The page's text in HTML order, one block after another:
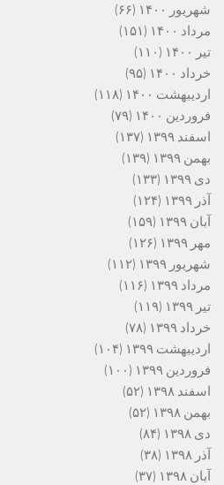
شهریور ۱۴۰۰
(۶۶)
مرداد ۱۴۰۰
(۱۵۱)
تیر ۱۴۰۰
(۱۱۰)
خرداد ۱۴۰۰
(۹۵)
اردیبهشت ۱۴۰۰
(۱۱۸)
فروردین ۱۴۰۰
(۷۹)
اسفند ۱۳۹۹
(۱۳۷)
بهمن ۱۳۹۹
(۱۳۹)
دی ۱۳۹۹
(۱۳۳)
آذر ۱۳۹۹
(۱۲۴)
آبان ۱۳۹۹
(۱۵۹)
مهر ۱۳۹۹
(۱۲۶)
شهریور ۱۳۹۹
(۱۱۲)
مرداد ۱۳۹۹
(۱۱۶)
تیر ۱۳۹۹
(۱۱۹)
خرداد ۱۳۹۹
(۷۸)
اردیبهشت ۱۳۹۹
(۱۰۴)
فروردین ۱۳۹۹
(۱۰۰)
اسفند ۱۳۹۸
(۵۲)
بهمن ۱۳۹۸
(۵۲)
دی ۱۳۹۸
(۸۴)
آذر ۱۳۹۸
(۳۸)
آبان ۱۳۹۸
(۳۷)